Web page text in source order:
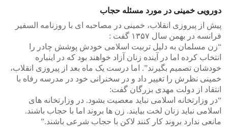
دورویی خمینی در مورد مسئله حجاب
پیش از پیروزی انقلاب، خمینی در مصاحبه ای با روزنامه السفیر
فرانسه در بهمن سال ۱۳۵۷ گفت :
“زن مسلمان به دلیل تربیت اسلامی خودش پوشش چادر را
انتخاب کرده اما در آینده زنان آزاد خواهند بود که در اینباره
خودشان تصمیم بگیرند”. اما درست یک ماه بعد از پیروزی انقلاب،
خمینی نظرش را تغییر داد و در سخنرانی خود در مدرسه رفاه با
انتقاد از دولت مهدی بزرگان گفت:
“در وزارتخانه اسلامی نباید معصیت بشود. در وزارتخانه های
اسلامی نباید زنان لخت بیایند. زن ها بروند اما با حجاب باشند.
مانعی ندارد بروند کار کنند لاکن با حجاب شرعی باشند.”